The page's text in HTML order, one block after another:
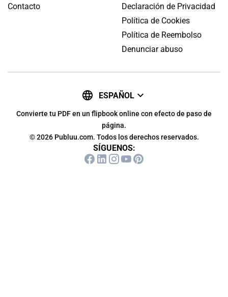
Contacto
Declaración de Privacidad
Política de Cookies
Política de Reembolso
Denunciar abuso
ESPAÑOL
Convierte tu PDF en un flipbook online con efecto de paso de
página.
© 2026 Publuu.com. Todos los derechos reservados.
SÍGUENOS: